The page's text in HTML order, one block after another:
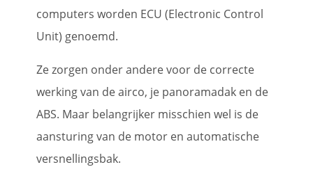
computers worden ECU (Electronic Control
Unit) genoemd.
Ze zorgen onder andere voor de correcte
werking van de airco, je panoramadak en de
ABS. Maar belangrijker misschien wel is de
aansturing van de motor en automatische
versnellingsbak.